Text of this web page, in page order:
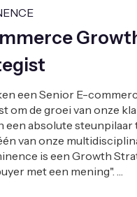
een Senior E-
om de groei van onze
een absolute steunpilaar
van onze
is een Growth
met een mening". …